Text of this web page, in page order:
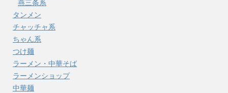
燕三条系
タンメン
チャッチャ系
ちゃん系
つけ麺
ラーメン・中華そば
ラーメンショップ
中華麺